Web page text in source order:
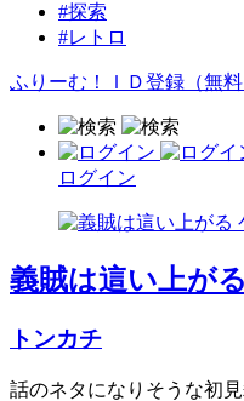
#探索
#レトロ
ふりーむ！ＩＤ登録（無料
ログイン
義賊は這い上がる
トンカチ
話のネタになりそうな初